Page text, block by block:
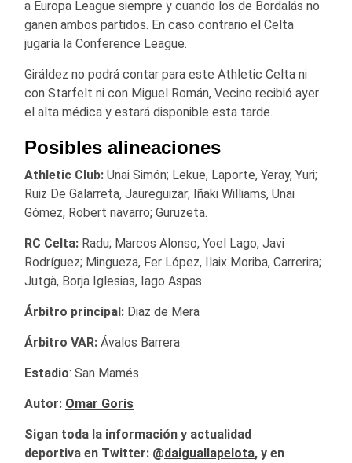
a Europa League siempre y cuando los de Bordalás no
ganen ambos partidos. En caso contrario el Celta
jugaría la Conference League.
Giráldez no podrá contar para este Athletic Celta ni
con Starfelt ni con Miguel Román, Vecino recibió ayer
el alta médica y estará disponible esta tarde.
Posibles alineaciones
Athletic Club: Unai Simón; Lekue, Laporte, Yeray, Yuri;
Ruiz De Galarreta, Jaureguizar; Iñaki Williams, Unai
Gómez, Robert navarro; Guruzeta.
RC Celta: Radu; Marcos Alonso, Yoel Lago, Javi
Rodríguez; Mingueza, Fer López, Ilaix Moriba, Carrerira;
Jutgà, Borja Iglesias, Iago Aspas.
Árbitro principal: Diaz de Mera
Árbitro VAR: Ávalos Barrera
Estadio: San Mamés
Autor: Omar Goris
Sigan toda la información y actualidad
deportiva en Twitter: @daiguallapelota, y en